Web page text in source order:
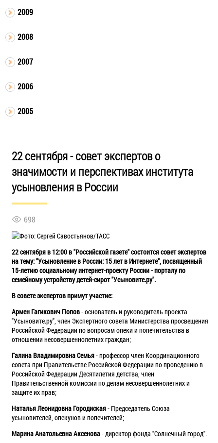
2009
2008
2007
2006
2005
22 сентября - совет экспертов о
значимости и перспективах института
усыновления в России
698
22 сентября в 12:00 в "Российской газете" состоится совет экспертов
на тему: "Усыновление в России: 15 лет в Интернете", посвященный
15-летию социальному интернет-проекту России - порталу по
семейному устройству детей-сирот "Усыновите.ру".
В совете экспертов примут участие:
Армен Гагикович Попов- основатель и руководитель проекта
"Усыновите.ру", член Экспертного совета Министерства просвещения
Российской Федерации по вопросам опеки и попечительства в
отношении несовершеннолетних граждан;
Галина Владимировна Семья- профессор член Координационного
совета при Правительстве Российской Федерации по проведению в
Российской Федерации Десятилетия детства, член
Правительственной комиссии по делам несовершеннолетних и
защите их прав;
Наталья Леонидовна Городиская- Председатель Союза
усыновителей, опекунов и попечителей;
Марина Анатольевна Аксенова- директор фонда "Солнечный город".